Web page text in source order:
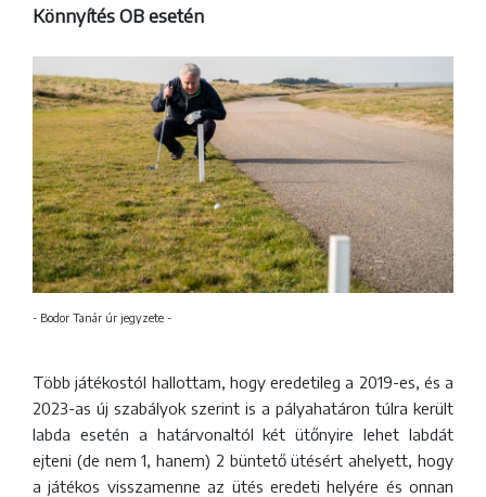
Könnyítés OB esetén
- Bodor Tanár úr jegyzete -
Több játékostól hallottam, hogy eredetileg a 2019-es, és a
2023-as új szabályok szerint is a pályahatáron túlra került
labda esetén a határvonaltól két ütőnyire lehet labdát
ejteni (de nem 1, hanem) 2 büntető ütésért ahelyett, hogy
a játékos visszamenne az ütés eredeti helyére és onnan